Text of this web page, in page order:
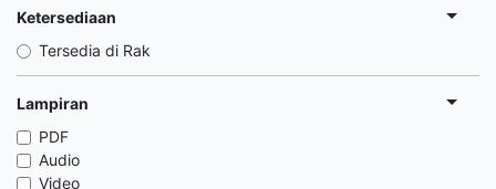
Ketersediaan
Tersedia di Rak
Lampiran
PDF
Audio
Video